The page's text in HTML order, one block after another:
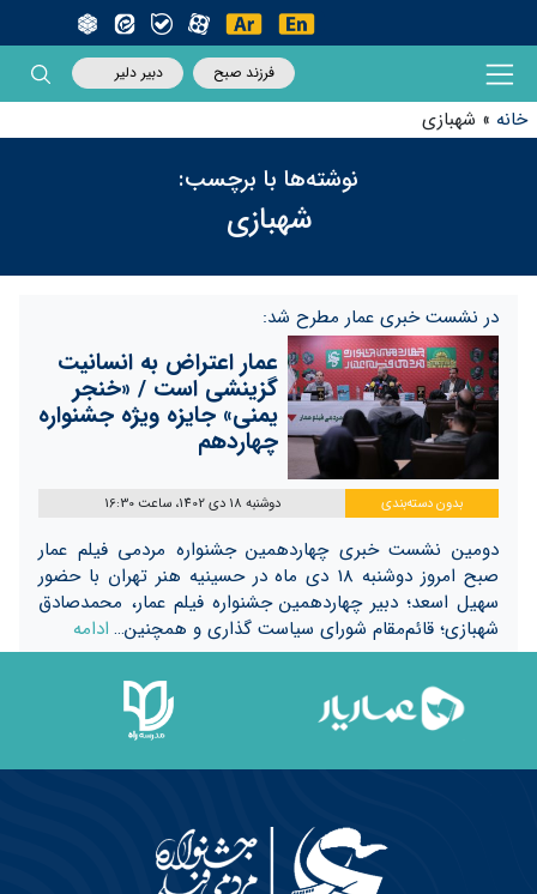
فرزند صبح دبیر دلیر
خانه » شهبازی
نوشته‌ها با برچسب:
شهبازی
در نشست خبری عمار مطرح شد:
عمار اعتراض به انسانیت
گزینشی است / «خنجر
یمنی» جایزه ویژه جشنواره
چهاردهم
بدون دسته‌بندی دوشنبه 18 دی 1402، ساعت 16:30
دومین نشست خبری چهاردهمین جشنواره مردمی فیلم عمار
صبح امروز دوشنبه 18 دی ماه در حسینیه هنر تهران با حضور
سهیل اسعد؛ دبیر چهاردهمین جشنواره فیلم عمار، محمد‌صادق
شهبازی؛ قائم‌مقام شورای سیاست گذاری و همچنین… ادامه